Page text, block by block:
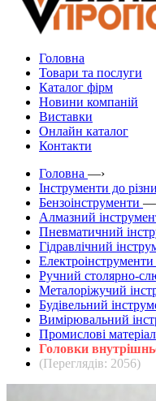
Головна
Товари та послуги
Каталог фірм
Новини компаній
Виставки
Онлайн каталог
Контакти
Головна —›
Інструменти до
Бензоінструменти
Алмазний
Пневматичний
Гідравлічний
Електроінструменти
Ручний столярно-
Металоріжучий
Будівельний
Вимірювальний
Промислові
Головки
(Переглядів: 2056)